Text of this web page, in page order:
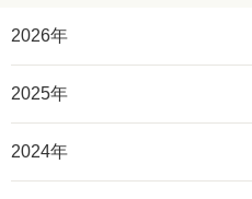
2026年
2025年
2024年